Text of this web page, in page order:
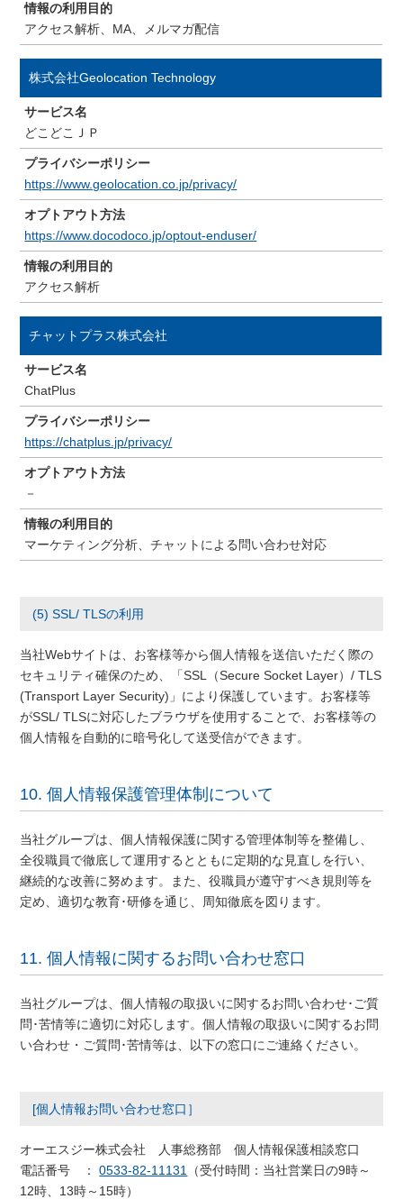
情報の利用目的
アクセス解析、MA、メルマガ配信
株式会社Geolocation Technology
サービス名
どこどこＪＰ
プライバシーポリシー
https://www.geolocation.co.jp/privacy/
オプトアウト方法
https://www.docodoco.jp/optout-enduser/
情報の利用目的
アクセス解析
チャットプラス株式会社
サービス名
ChatPlus
プライバシーポリシー
https://chatplus.jp/privacy/
オプトアウト方法
－
情報の利用目的
マーケティング分析、チャットによる問い合わせ対応
(5) SSL/ TLSの利用
当社Webサイトは、お客様等から個人情報を送信いただく際の
セキュリティ確保のため、「SSL（Secure Socket Layer）/ TLS
(Transport Layer Security)」により保護しています。お客様等
がSSL/ TLSに対応したブラウザを使用することで、お客様等の
個人情報を自動的に暗号化して送受信ができます。
10. 個人情報保護管理体制について
当社グループは、個人情報保護に関する管理体制等を整備し、
全役職員で徹底して運用するとともに定期的な見直しを行い、
継続的な改善に努めます。また、役職員が遵守すべき規則等を
定め、適切な教育･研修を通じ、周知徹底を図ります。
11. 個人情報に関するお問い合わせ窓口
当社グループは、個人情報の取扱いに関するお問い合わせ･ご質
問･苦情等に適切に対応します。個人情報の取扱いに関するお問
い合わせ・ご質問･苦情等は、以下の窓口にご連絡ください。
[個人情報お問い合わせ窓口］
オーエスジー株式会社 人事総務部 個人情報保護相談窓口
電話番号 ：0533-82-11131
（受付時間：当社営業日の9時～
12時、13時～15時）